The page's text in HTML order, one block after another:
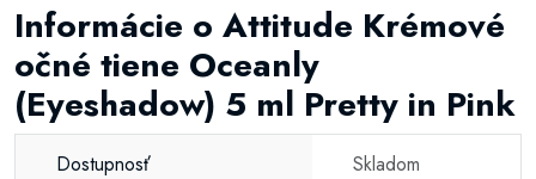
Informácie o Attitude Krémové
očné tiene Oceanly
(Eyeshadow) 5 ml Pretty in Pink
Dostupnosť Skladom